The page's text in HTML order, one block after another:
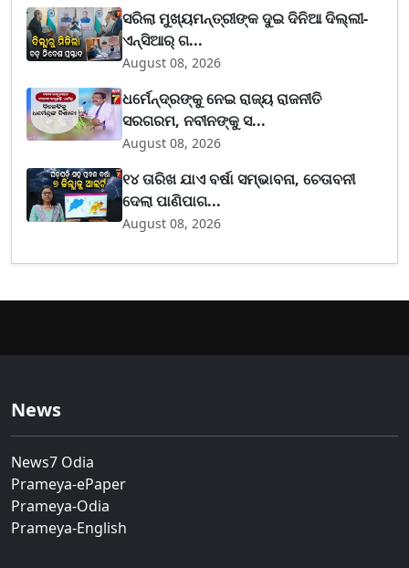
ସରିଲା ମୁଖ୍ୟମନ୍ତ୍ରୀଙ୍କ ଦୁଇ ଦିନିଆ ଦିଲ୍ଲୀ-
ଏନ୍‌ସିଆର୍ ଗ...
August 08, 2026
ଧର୍ମେନ୍ଦ୍ରଙ୍କୁ ନେଇ ରାଜ୍ୟ ରାଜନୀତି
ସରଗରମ, ନବୀନଙ୍କୁ ସ...
August 08, 2026
୧୪ ତାରିଖ ଯାଏ ବର୍ଷା ସମ୍ଭାବନା, ଚେତାବନୀ
ଦେଲା ପାଣିପାଗ...
August 08, 2026
News
News7 Odia
Prameya-ePaper
Prameya-Odia
Prameya-English